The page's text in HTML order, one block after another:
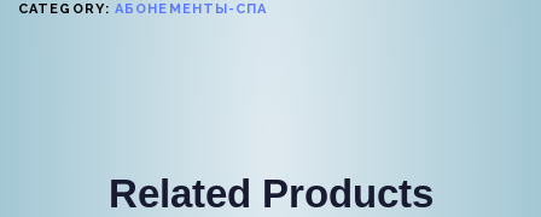
CATEGORY: АБОНЕМЕНТЫ-СПА
Related Products